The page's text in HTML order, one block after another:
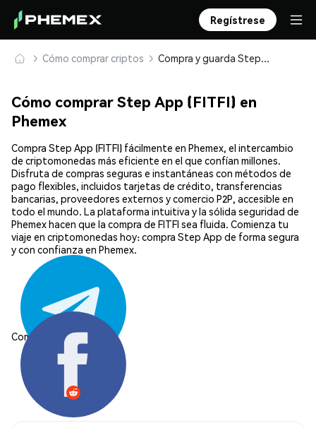
Regístrese
Cómo comprar criptos Compra y guarda Step App (FITFI) de forma segura
Cómo comprar Step App (FITFI) en
Phemex
Compra Step App (FITFI) fácilmente en Phemex, el intercambio
de criptomonedas más eficiente en el que confían millones.
Disfruta de compras seguras e instantáneas con métodos de
pago flexibles, incluidos tarjetas de crédito, transferencias
bancarias, proveedores externos y comercio P2P, accesible en
todo el mundo. La plataforma intuitiva y la sólida seguridad de
Phemex hacen que la compra de FITFI sea fluida. Comienza tu
viaje en criptomonedas hoy: compra Step App de forma segura
y con confianza en Phemex.
Compartir: